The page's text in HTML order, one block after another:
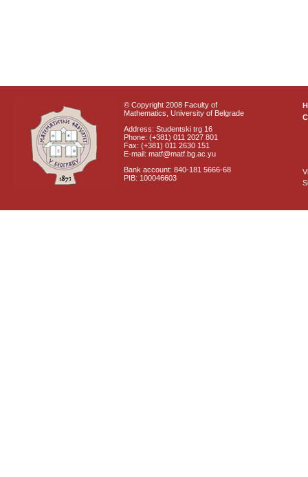
© Copyright 2008 Faculty of
Mathematics, University of Belgrade
Address: Studentski trg 16
Phone: (+381) 011 2027 801
Fax: (+381) 011 2630 151
E-mail: matf@matf.bg.ac.yu
Bank account: 840-181 5666-68
PIB: 100046603